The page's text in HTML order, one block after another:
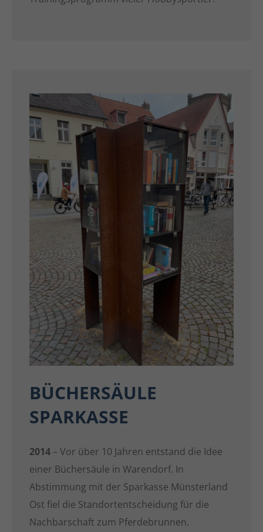
BÜCHERSÄULE
SPARKASSE
2014 – Vor über 10 Jahren entstand die Idee
einer Büchersäule in Warendorf. In
Abstimmung mit der Sparkasse Münsterland
Ost fiel die Standortentscheidung für die
Nachbarschaft zum Pferdebrunnen.